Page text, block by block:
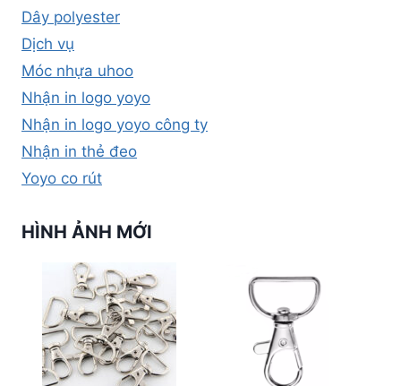
Dây polyester
Dịch vụ
Móc nhựa uhoo
Nhận in logo yoyo
Nhận in logo yoyo công ty
Nhận in thẻ đeo
Yoyo co rút
HÌNH ẢNH MỚI